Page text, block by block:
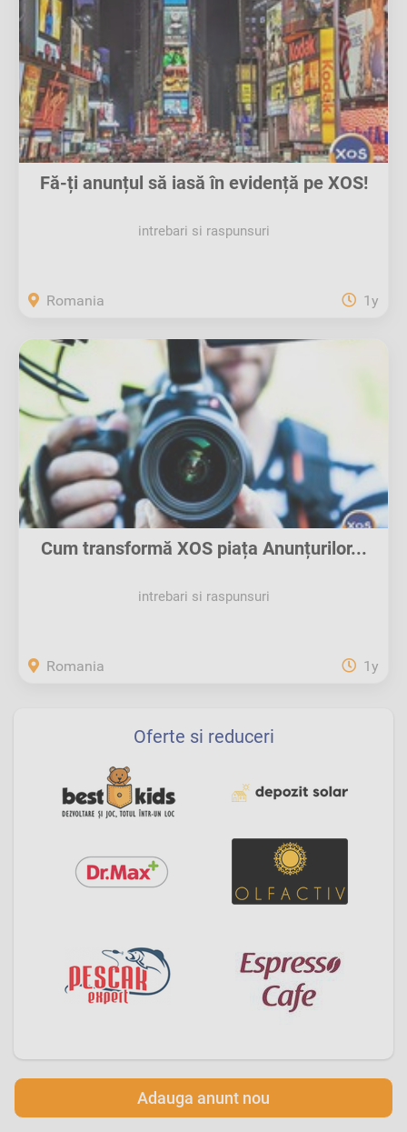
Fă-ți anunțul să iasă în evidență pe XOS!
intrebari si raspunsuri
Romania 1y
Cum transformă XOS piața Anunțurilor...
intrebari si raspunsuri
Romania 1y
Oferte si reduceri
Adauga anunt nou